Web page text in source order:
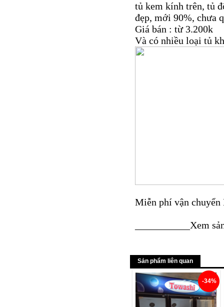
tủ kem kính trên, tủ
đẹp, mới 90%, chưa
Giá bán : từ 3.200k
Và có nhiều loại tủ
Miễn phí vận chuyển
___________Xem
Sản phẩm liên quan
-34%